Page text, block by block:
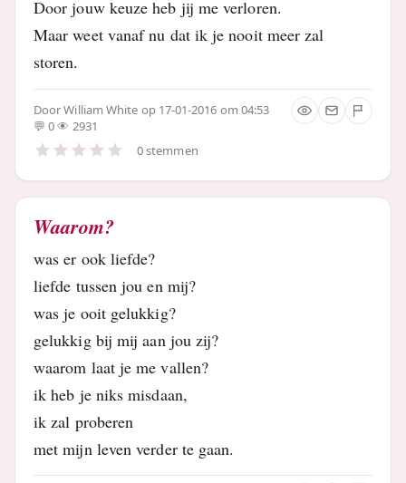
Door jouw keuze heb jij me verloren.
Maar weet vanaf nu dat ik je nooit meer zal
storen.
DoorWilliam White op 17-01-2016 om 04:53
0
2931
0 stemmen
Waarom?
was er ook liefde?
liefde tussen jou en mij?
was je ooit gelukkig?
gelukkig bij mij aan jou zij?
waarom laat je me vallen?
ik heb je niks misdaan,
ik zal proberen
met mijn leven verder te gaan.